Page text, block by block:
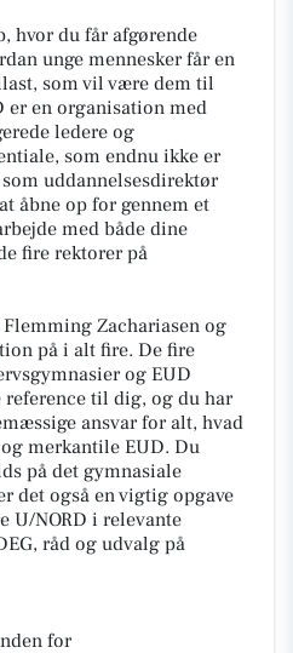
hvor du får afgørende
unge mennesker får en
som vil være dem til
er en organisation med
ledere og
som endnu ikke er
uddannelsesdirektør
åbne op for gennem et
med både dine
fire rektorer på
Zachariasen og
på i alt fire. De fire
og EUD
til dig, og du har
ansvar for alt, hvad
merkantile EUD. Du
på det gymnasiale
det også en vigtig opgave
U/NORD i relevante
råd og udvalg på
for